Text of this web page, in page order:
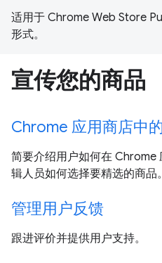
适用于 Chrome Web Store
形式。
宣传您的商品
Chrome 应用商店中
简要介绍用户如何在 Chrome
辑人员如何选择要精选的商品。
管理用户反馈
跟进评价并提供用户支持。